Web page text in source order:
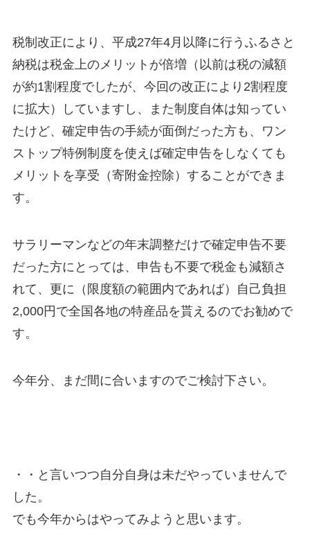
税制改正により、平成27年4月以降に行うふるさと
納税は税金上のメリットが倍増（以前は税の減額
が約1割程度でしたが、今回の改正により2割程度
に拡大）していますし、また制度自体は知ってい
たけど、確定申告の手続が面倒だった方も、ワン
ストップ特例制度を使えば確定申告をしなくても
メリットを享受（寄附金控除）することができま
す。
サラリーマンなどの年末調整だけで確定申告不要
だった方にとっては、申告も不要で税金も減額さ
れて、更に（限度額の範囲内であれば）自己負担
2,000円で全国各地の特産品を貰えるのでお勧めで
す。
今年分、まだ間に合いますのでご検討下さい。
・・と言いつつ自分自身は未だやっていませんで
した。
でも今年からはやってみようと思います。